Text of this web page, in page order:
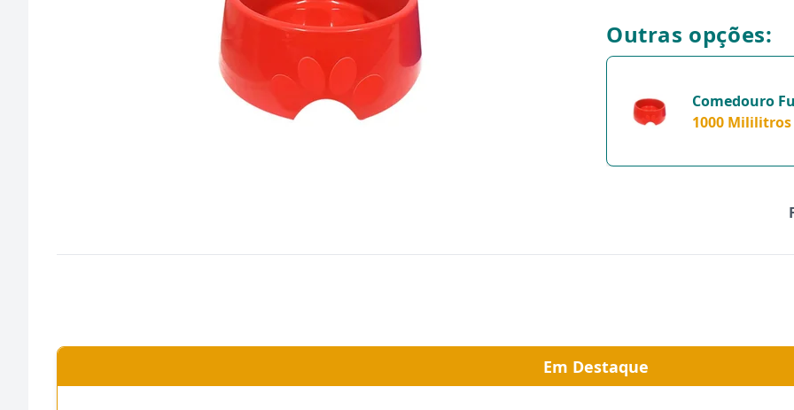
Outras opções:
Comedouro
Pet Vermelho
1000 Mililitros
1000 Mililitros
Em Destaque